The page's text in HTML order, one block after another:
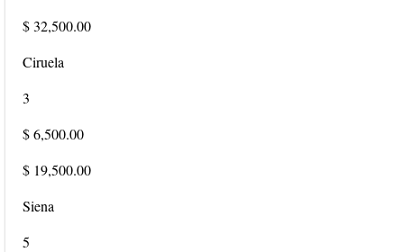
$ 32,500.00
Ciruela
3
$ 6,500.00
$ 19,500.00
Siena
5